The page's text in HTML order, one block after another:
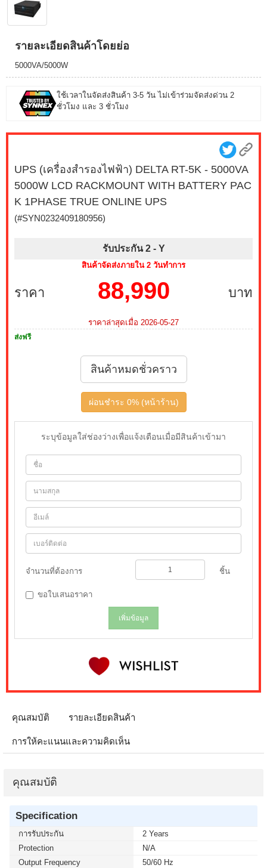
รายละเอียดสินค้าโดยย่อ
5000VA/5000W
ใช้เวลาในจัดส่งสินค้า 3-5 วัน ไม่เข้าร่วมจัดส่งด่วน 2
ชั่วโมง และ 3 ชั่วโมง
UPS (เครื่องสำรองไฟฟ้า) DELTA RT-5K - 5000VA
5000W LCD RACKMOUNT WITH BATTERY PAC
K 1PHASE TRUE ONLINE UPS
(#SYN0232409180956)
รับประกัน 2 - Y
สินค้าจัดส่งภายใน 2 วันทำการ
ราคา บาท
88,990
ราคาล่าสุดเมื่อ 2026-05-27
ส่งฟรี
สินค้าหมดชั่วคราว
ผ่อนชำระ 0% (หน้าร้าน)
ระบุข้อมูลใส่ช่องว่างเพื่อแจ้งเตือนเมื่อมีสินค้าเข้ามา
จำนวนที่ต้องการ ชิ้น
ขอใบเสนอราคา
เพิ่มข้อมูล
คุณสมบัติ รายละเอียดสินค้า
การให้คะแนนและความคิดเห็น
คุณสมบัติ
Specification
การรับประกัน
2 Years
Protection
N/A
Output Frequency
50/60 Hz